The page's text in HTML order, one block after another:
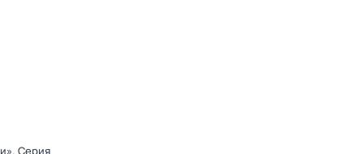
. Серия